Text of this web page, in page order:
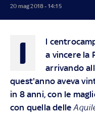
20 mag 2018 - 14:15
I
l
a vincere la
arrivando
quest'anno aveva
in 8 anni, con le
con quella delle